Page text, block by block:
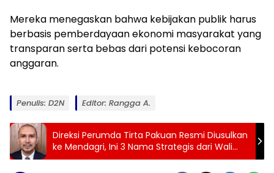
Mereka menegaskan bahwa kebijakan publik harus
berbasis pemberdayaan ekonomi masyarakat yang
transparan serta bebas dari potensi kebocoran
anggaran.
Penulis: D2N Editor: Rangga A.
Direksi Perumda Tirta Pakuan Resmi Diusulkan
ke Mendagri, Ini 3 Nama Strategis dari Wali
Kota Bogor